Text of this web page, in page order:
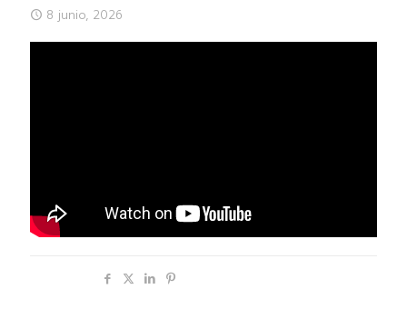
8 junio, 2026